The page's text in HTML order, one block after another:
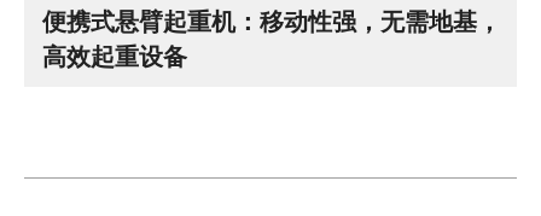
便携式悬臂起重机：移动性强，无需地基，
高效起重设备